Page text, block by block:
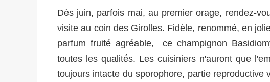
Dès juin, parfois mai, au premier orage, rendez-
visite au coin des Girolles. Fidèle, renommé, en
parfum fruité agréable, ce champignon
toutes les qualités. Les cuisiniers n'auront que
toujours intacte du sporophore, partie reproductive